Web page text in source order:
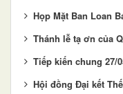
Họp Mặt Ban Loan
Thánh lễ tạ ơn của
Tiếp kiến chung 27/
Hội đồng Đại kết